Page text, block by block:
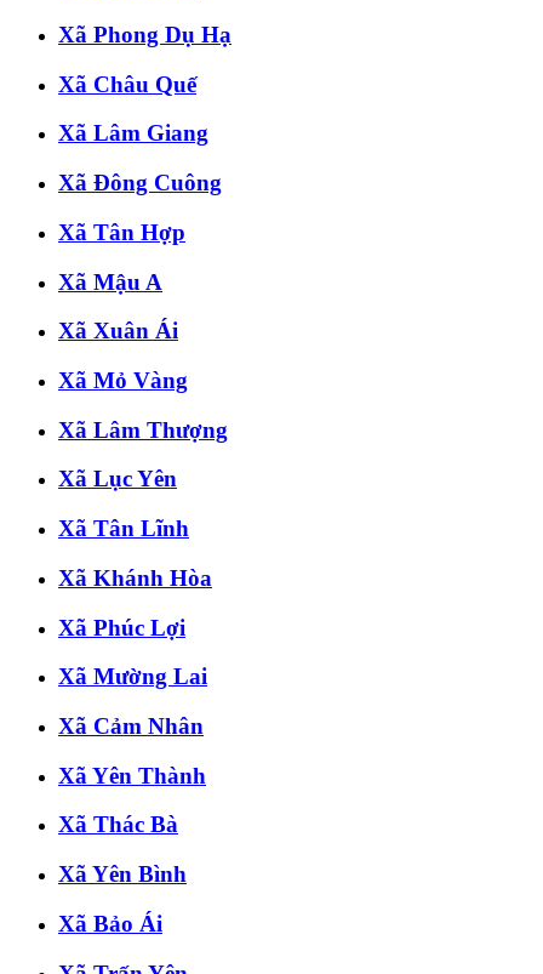
Xã Phong Dụ Hạ
Xã Châu Quế
Xã Lâm Giang
Xã Đông Cuông
Xã Tân Hợp
Xã Mậu A
Xã Xuân Ái
Xã Mỏ Vàng
Xã Lâm Thượng
Xã Lục Yên
Xã Tân Lĩnh
Xã Khánh Hòa
Xã Phúc Lợi
Xã Mường Lai
Xã Cảm Nhân
Xã Yên Thành
Xã Thác Bà
Xã Yên Bình
Xã Bảo Ái